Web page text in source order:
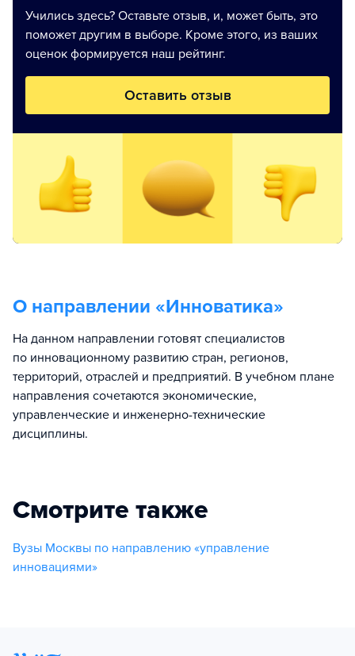
Учились здесь? Оставьте отзыв, и, может быть, это
поможет другим в выборе. Кроме этого, из ваших
оценок формируется наш рейтинг.
Оставить отзыв
О направлении «Инноватика»
На данном направлении готовят специалистов
по инновационному развитию стран, регионов,
территорий, отраслей и предприятий. В учебном плане
направления сочетаются экономические,
управленческие и инженерно-технические
дисциплины.
Смотрите также
Вузы Москвы по направлению «управление
инновациями»